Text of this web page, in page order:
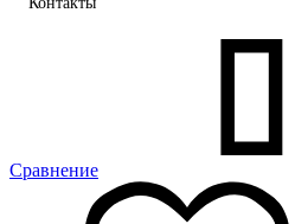
Сравнение